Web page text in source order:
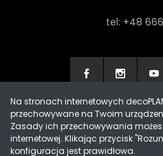
tel: +48
Made with by Progres
Na stronach internetowych
przechowywane na Twoim
Zasady ich przechowywania
internetowej. Klikając przycisk
konfiguracja jest prawidłowa.